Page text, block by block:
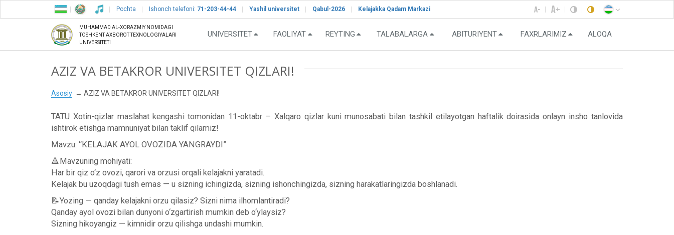
Pochta Ishonch telefoni: 71-203-44-44 Yashil universitet Qabul-2026 Kelajakka Qadam Markazi
MUHAMMAD AL-XORAZMIY NOMIDAGI
TOSHKENT AXBOROT TEXNOLOGIYALARI
UNIVERSITETI
UNIVERSITET FAOLIYAT REYTING TALABALARGA ABITURIYENT FAXRLARIMIZ ALOQA
AZIZ VA BETAKROR UNIVERSITET QIZLARI!
Asosiy AZIZ VA BETAKROR UNIVERSITET QIZLARI!
TATU Xotin-qizlar maslahat kengashi tomonidan 11-oktabr – Xalqaro qizlar kuni munosabati bilan tashkil etilayotgan haftalik doirasida onlayn insho tanlovida
ishtirok etishga mamnuniyat bilan taklif qilamiz!
Mavzu: “KELAJAK AYOL OVOZIDA YANGRAYDI”
🔺Mavzuning mohiyati:
Har bir qiz o‘z ovozi, qarori va orzusi orqali kelajakni yaratadi.
Kelajak bu uzoqdagi tush emas — u sizning ichingizda, sizning ishonchingizda, sizning harakatlaringizda boshlanadi.
📝Yozing — qanday kelajakni orzu qilasiz? Sizni nima ilhomlantiradi?
Qanday ayol ovozi bilan dunyoni o‘zgartirish mumkin deb o‘ylaysiz?
Sizning hikoyangiz — kimnidir orzu qilishga undashi mumkin.